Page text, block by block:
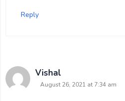
Reply
Vishal
August 26, 2021 at 7:34 am